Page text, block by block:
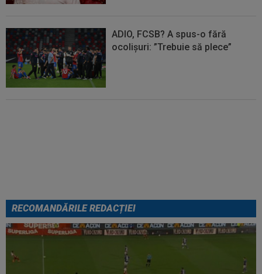
ADIO, FCSB? A spus-o fără
ocolișuri: ”Trebuie să plece”
RECOMANDĂRILE REDACȚIEI